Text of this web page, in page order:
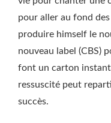
pour aller au fond
produire himself le
nouveau label (CBS)
font un carton
ressuscité peut
succès.